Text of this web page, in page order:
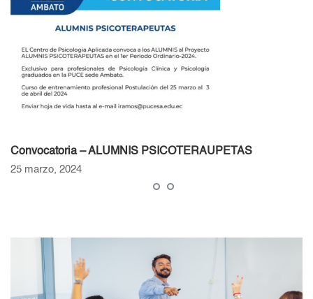
Convocatoria – ALUMNIS PSICOTERAUPETAS
25 marzo, 2024